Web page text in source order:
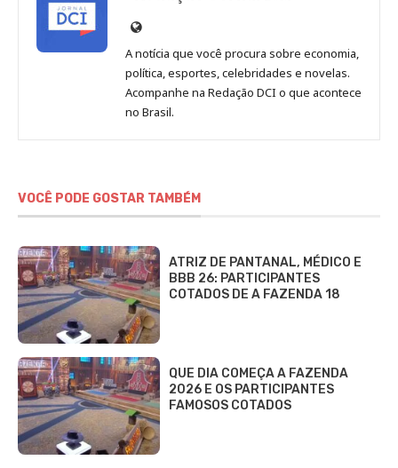
Site
de
Redação
Jornal
DCI
A notícia que você procura sobre economia,
política, esportes, celebridades e novelas.
Acompanhe na Redação DCI o que acontece
no Brasil.
VOCÊ PODE GOSTAR TAMBÉM
ATRIZ DE PANTANAL, MÉDICO E
BBB 26: PARTICIPANTES
COTADOS DE A FAZENDA 18
QUE DIA COMEÇA A FAZENDA
2026 E OS PARTICIPANTES
FAMOSOS COTADOS